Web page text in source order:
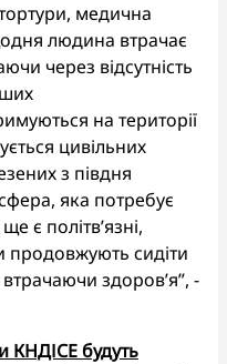
медична
людина втрачає
через відсутність
на території
цивільних
з півдня
яка потребує
є політв’язні,
продовжують сидіти
здоров’я”, -
КНДІСЕ будуть